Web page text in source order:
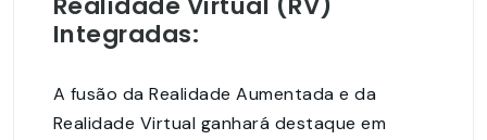
Integradas:
A fusão da Realidade Aumentada e da
Realidade Virtual ganhará destaque em